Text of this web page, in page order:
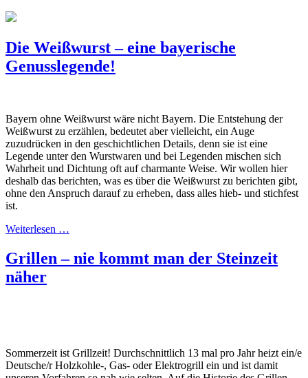
Die Weißwurst – eine bayerische
Genusslegende!
Bayern ohne Weißwurst wäre nicht Bayern. Die Entstehung der
Weißwurst zu erzählen, bedeutet aber vielleicht, ein Auge
zuzudrücken in den geschichtlichen Details, denn sie ist eine
Legende unter den Wurstwaren und bei Legenden mischen sich
Wahrheit und Dichtung oft auf charmante Weise. Wir wollen hier
deshalb das berichten, was es über die Weißwurst zu berichten gibt,
ohne den Anspruch darauf zu erheben, dass alles hieb- und stichfest
ist.
Weiterlesen …
Grillen – nie kommt man der Steinzeit
näher
Sommerzeit ist Grillzeit! Durchschnittlich 13 mal pro Jahr heizt ein/e
Deutsche/r Holzkohle-, Gas- oder Elektrogrill ein und ist damit